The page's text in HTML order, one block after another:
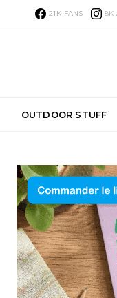
21K FANS 8K
OUTDOOR STUFF